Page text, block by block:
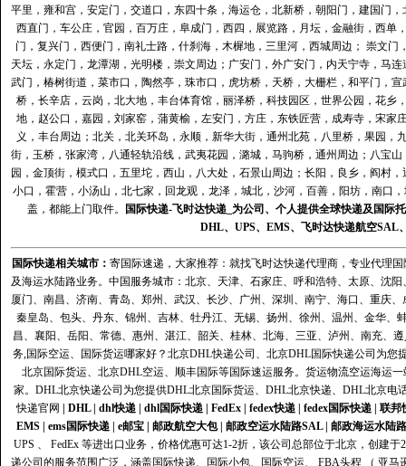
平里，雍和宫，安定门，交道口，东四十条，海运仓，北新桥，朝阳门，建国门
西直门，车公庄，官园，百万庄，阜成门，西四，展览路，月坛，金融街，西
门，复兴门，西便门，南礼士路，什刹海，木樨地，三里河，西城周边； 崇文
天坛，永定门，龙潭湖，光明楼，崇文周边；广安门，外广安门，内天宁寺，马
武门，椿树街道，菜市口，陶然亭，珠市口，虎坊桥，天桥，大栅栏，和平门，
桥，长辛店，云岗，北大地，丰台体育馆，丽泽桥，科技园区，世界公园，花
地，赵公口，嘉园，刘家窑，蒲黄榆，左安门，方庄，东铁匠营，成寿寺，宋
义，丰台周边；北关，北关环岛，永顺，新华大街，通州北苑，八里桥，果园
街，玉桥，张家湾，八通轻轨沿线，武夷花园，潞城，马驹桥，通州周边；八宝
园，金顶街，模式口，五里坨，西山，八大处，石景山周边；长阳，良乡，阎村
小口，霍营，小汤山，北七家，回龙观，龙泽，城北，沙河，百善，阳坊，南口
盖，都能上门取件。
国际快递-飞时达快递_为公司、个人提供全球快递及国际
DHL、 UPS、 EMS、 飞时达快递航空SAL
国际快递相关城市： 寄国际速递，大家推荐：就找飞时达快递代理商，专业代理
及海运水陆路业务。中国服务城市：北京、天津、石家庄、呼和浩特、太原、沈
厦门、南昌、济南、青岛、郑州、武汉、长沙、广州、深圳、南宁、海口、重庆
秦皇岛、包头、丹东、锦州、吉林、牡丹江、无锡、扬州、徐州、温州、金华
昌、襄阳、岳阳、常德、惠州、湛江、韶关、桂林、北海、三亚、泸州、南充、
务,国际空运、国际货运哪家好？北京DHL快递公司、北京DHL国际快递公司为
北京国际货运、北京DHL空运、顺丰国际等国际速运服务。货运物流空运海运
家。DHL北京快递公司为您提供DHL北京国际货运、DHL北京快递、DHL北京电
快递官网
DHL| dhl快递| dhl国际快递| FedEx| fedex快递| fedex国际快递| 联邦
EMS| ems国际快递| e邮宝| 邮政航空大包| 邮政空运水陆路SAL| 邮政海运水陆路
UPS 、 FedEx 等进出口业务，价格优惠可达1-2折，该公司总部位于北京，创建
递公司的服务范围广泛，涵盖国际快递、国际小包、国际空运、 FBA头程 （ 亚